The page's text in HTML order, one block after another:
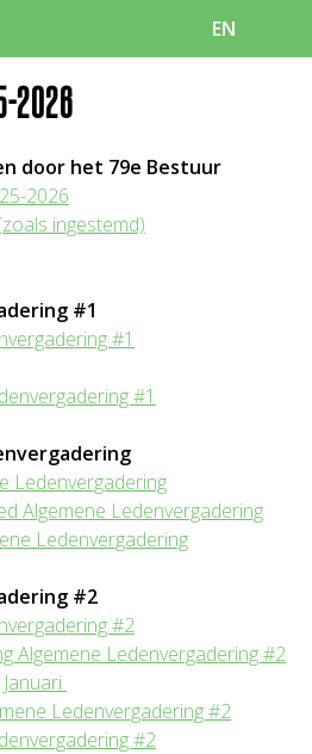
EN
2026
door het 79e Bestuur
2026
ingestemd)
#1
#1
#1
Ledenvergadering
Algemene Ledenvergadering
Ledenvergadering
#2
#2
Algemene Ledenvergadering #2
Ledenvergadering #2
#2